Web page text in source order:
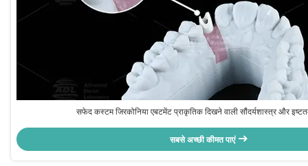
सफेद कस्टम जिरकोनिया एबटमेंट प्राकृतिक दिखने वाली सौंदर्यशास्त्र और इष्टतम
सबसे अच्छी कीमत पाएं